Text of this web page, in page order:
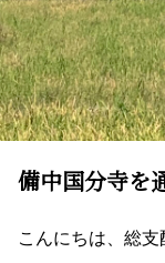
備中国分寺を
こんにちは、総支